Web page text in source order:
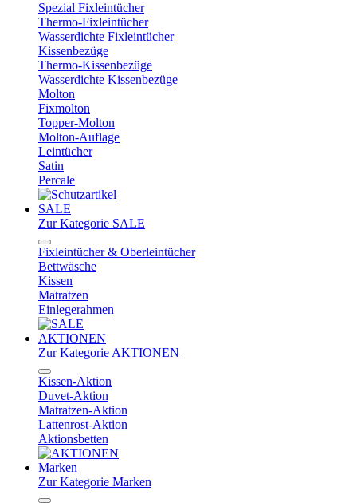
Spezial Fixleintücher
Thermo-Fixleintücher
Wasserdichte Fixleintücher
Kissenbezüge
Thermo-Kissenbezüge
Wasserdichte Kissenbezüge
Molton
Fixmolton
Topper-Molton
Molton-Auflage
Leintücher
Satin
Percale
SALE
Zur Kategorie SALE
Fixleintücher & Oberleintücher
Bettwäsche
Kissen
Matratzen
Einlegerahmen
AKTIONEN
Zur Kategorie AKTIONEN
Kissen-Aktion
Duvet-Aktion
Matratzen-Aktion
Lattenrost-Aktion
Aktionsbetten
Marken
Zur Kategorie Marken